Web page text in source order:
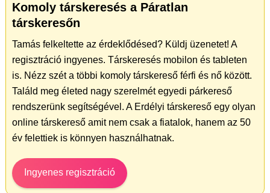
Komoly társkeresés a Páratlan
társkeresőn
Tamás felkeltette az érdeklődésed? Küldj üzenetet! A
regisztráció ingyenes. Társkeresés mobilon és tableten
is. Nézz szét a többi komoly társkereső férfi és nő között.
Találd meg életed nagy szerelmét egyedi párkereső
rendszerünk segítségével. A Erdélyi társkereső egy olyan
online társkereső amit nem csak a fiatalok, hanem az 50
év felettiek is könnyen használhatnak.
Ingyenes regisztráció